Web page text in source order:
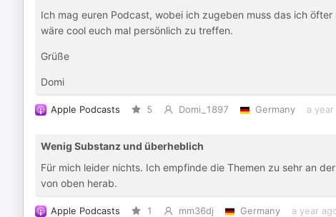
Ich mag euren Podcast, wobei ich zugeben muss das ich
wäre cool euch mal persönlich zu treffen.
Grüße
Domi
Apple Podcasts 5 Domi_1897 Germany a year
Wenig Substanz und überheblich
Für mich leider nichts. Ich empfinde die Themen zu sehr an
von oben herab.
Apple Podcasts 1 mm36dj Germany a year